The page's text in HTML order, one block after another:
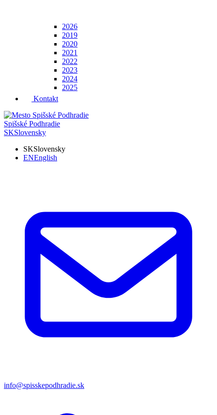
2026
2019
2020
2021
2022
2023
2024
2025
Kontakt
Spišské Podhradie
SKSlovensky
SKSlovensky
ENEnglish
info@spisskepodhradie.sk